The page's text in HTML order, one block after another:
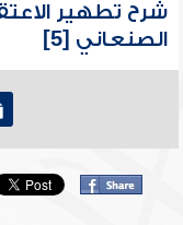
شرح تطهير
الصنعاني [5]